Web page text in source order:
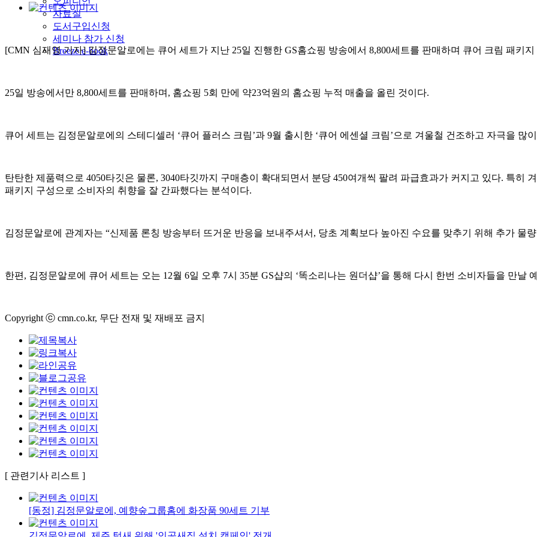
자료실
도서구입신청
세미나 참가 신청
Breeze e-book
[CMN 심재영 기자] 김정문알로에는 큐어 세트가 지난 25일 진행한 GS홈쇼핑 방송에서 8,800세트를 판매하며 큐어 크림 패키
25일 방송에서만 8,800세트를 판매하며, 홈쇼핑 5회 만에 약23억원의 홈쇼핑 누적 매출을 올린 것이다.
큐어 세트는 김정문알로에의 스테디셀러 ‘큐어 플러스 크림’과 9월 출시한 ‘큐어 에센셜 크림’으로 겨울철 건조하고 자극을 많
탄탄한 제품력으로 4050타깃은 물론, 3040타깃까지 구매층이 확대되면서 분당 450여개씩 팔려 파급효과가 커지고 있다. 특히
패키지 구성으로 소비자의 취향을 잘 간파했다는 분석이다.
김정문알로에 관계자는 “신제품 론칭 방송부터 뜨거운 반응을 보내주셔서, 당초 계획보다 높아진 수요를 맞추기 위해 추가 물
한편, 김정문알로에 큐어 세트는 오는 12월 6일 오후 7시 35분 GS샵의 ‘똑소리나는 원더샵’을 통해 다시 한번 소비자들을 만날
Copyright ⓒ cmn.co.kr, 무단 전재 및 재배포 금지
[ 관련기사 리스트 ]
[동정] 김정문알로에, 예향숲그룹홈에 화장품 90세트 기부